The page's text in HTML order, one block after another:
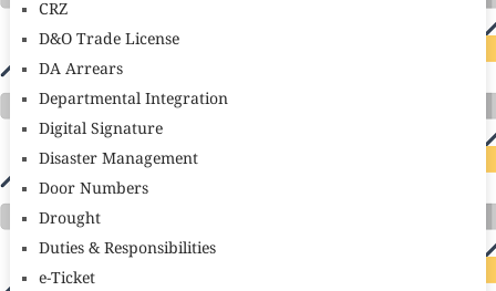
CRZ
D&O Trade License
DA Arrears
Departmental Integration
Digital Signature
Disaster Management
Door Numbers
Drought
Duties & Responsibilities
e-Ticket